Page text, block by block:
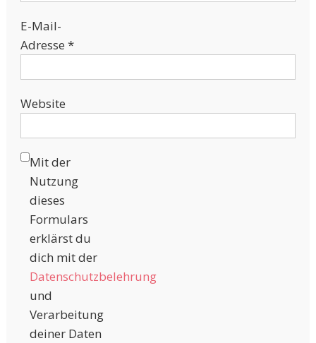
E-Mail-
Adresse *
Website
Mit der
Nutzung
dieses
Formulars
erklärst du
dich mit der
Datenschutzbelehrung
und
Verarbeitung
deiner Daten